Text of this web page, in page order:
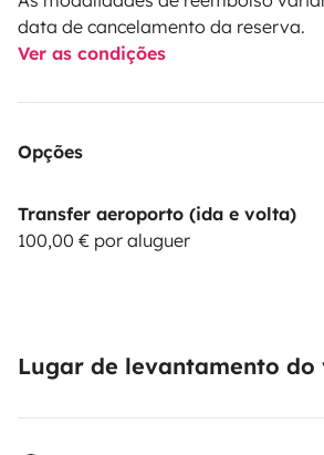
data de cancelamento da reserva.
Ver as condições
Opções
Transfer aeroporto (ida e volta)
100,00 € por aluguer
Lugar de levantamento do